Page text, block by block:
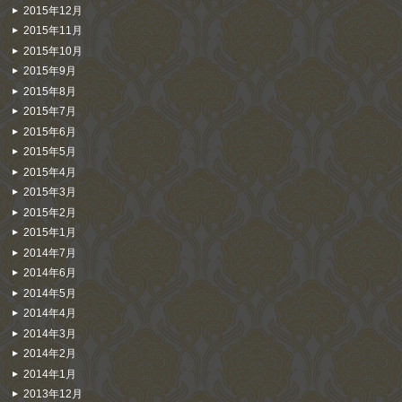
2015年12月
2015年11月
2015年10月
2015年9月
2015年8月
2015年7月
2015年6月
2015年5月
2015年4月
2015年3月
2015年2月
2015年1月
2014年7月
2014年6月
2014年5月
2014年4月
2014年3月
2014年2月
2014年1月
2013年12月